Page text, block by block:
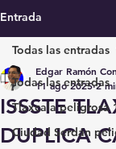
Entrada
Todas las entradas
Tlaxcala peligrosa
Ciudad Serdán
Todas las entradas
ISSSTE
DUPLICA
Edgar Ramón
11 ago 2025 2